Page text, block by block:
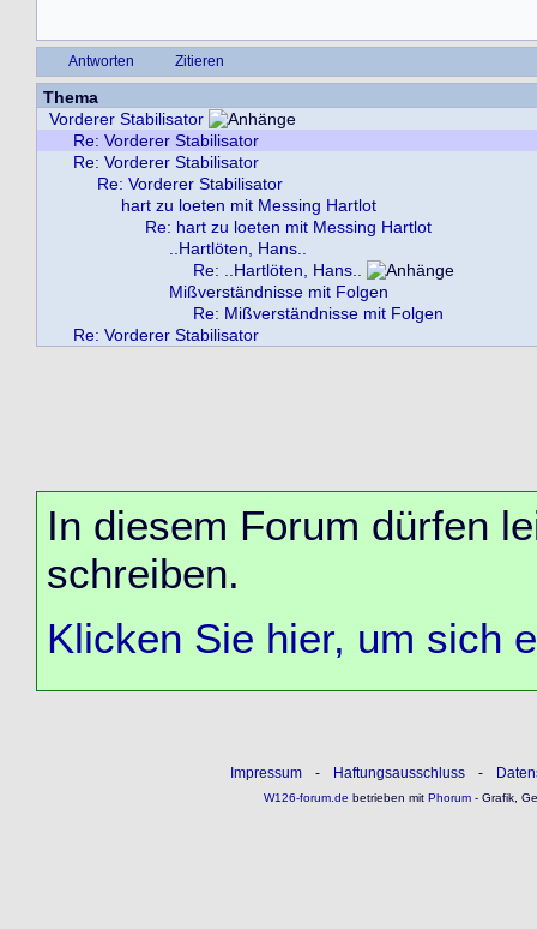
Antworten Zitieren
Thema
Vorderer Stabilisator
Re: Vorderer Stabilisator
Re: Vorderer Stabilisator
Re: Vorderer Stabilisator
hart zu loeten mit Messing Hartlot
Re: hart zu loeten mit Messing Hartlot
..Hartlöten, Hans..
Re: ..Hartlöten, Hans..
Mißverständnisse mit Folgen
Re: Mißverständnisse mit Folgen
Re: Vorderer Stabilisator
In diesem Forum dürfen
schreiben.
Klicken Sie hier, um sich
Impressum - Haftungsausschluss -
W126-forum.de betrieben mitPhorum- Grafik,